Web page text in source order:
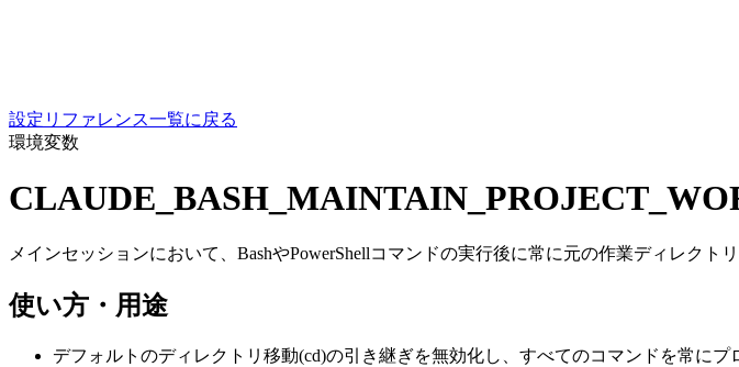
設定リファレンス一覧に戻る
環境変数
メインセッションにおいて、BashやPowerShellコマンドの実行後に常に元の作業ディレクト
使い方・用途
デフォルトのディレクトリ移動(cd)の引き継ぎを無効化し、すべてのコマンドを常に